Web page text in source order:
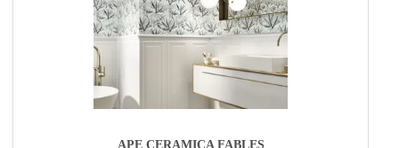
APE CERAMICA FABLES